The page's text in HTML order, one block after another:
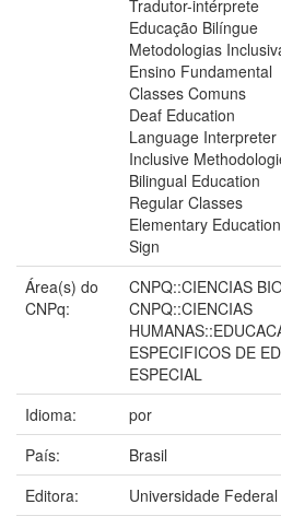
Tradutor-intérprete
Educação Bilíngue
Metodologias
Ensino Fundamental
Classes Comuns
Deaf Education
Language Interpreter
Inclusive
Bilingual Education
Regular Classes
Elementary Education
Sign
Área(s) do
CNPq:
CNPQ::CIENCIAS
CNPQ::CIENCIAS
ESPECIFICOS DE
ESPECIAL
Idioma:
por
País:
Brasil
Editora:
Universidade